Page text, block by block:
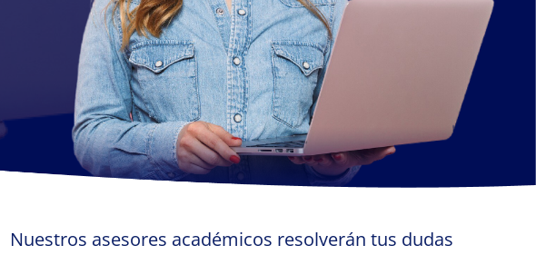
Nuestros asesores académicos resolverán tus dudas